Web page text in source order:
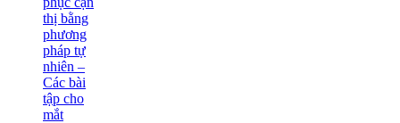
thị bằng
phương
pháp tự
nhiên –
Các bài
tập cho
mắt